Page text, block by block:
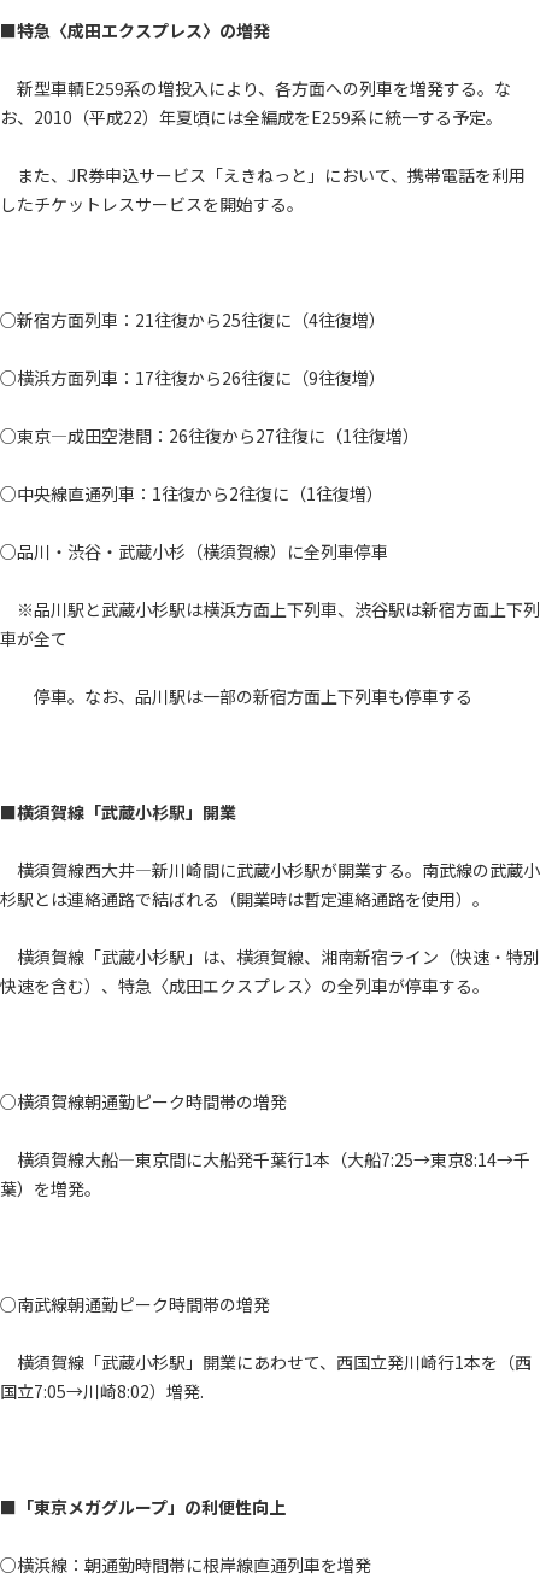
■特急〈成田エクスプレス〉の増発
新型車輌E259系の増投入により、各方面への列車を増発する。な
お、2010（平成22）年夏頃には全編成をE259系に統一する予定。
また、JR券申込サービス「えきねっと」において、携帯電話を利用
したチケットレスサービスを開始する。
○新宿方面列車：21往復から25往復に（4往復増）
○横浜方面列車：17往復から26往復に（9往復増）
○東京―成田空港間：26往復から27往復に（1往復増）
○中央線直通列車：1往復から2往復に（1往復増）
○品川・渋谷・武蔵小杉（横須賀線）に全列車停車
※品川駅と武蔵小杉駅は横浜方面上下列車、渋谷駅は新宿方面上下列
車が全て
停車。なお、品川駅は一部の新宿方面上下列車も停車する
■横須賀線「武蔵小杉駅」開業
横須賀線西大井―新川崎間に武蔵小杉駅が開業する。南武線の武蔵小
杉駅とは連絡通路で結ばれる（開業時は暫定連絡通路を使用）。
横須賀線「武蔵小杉駅」は、横須賀線、湘南新宿ライン（快速・特別
快速を含む）、特急〈成田エクスプレス〉の全列車が停車する。
○横須賀線朝通勤ピーク時間帯の増発
横須賀線大船―東京間に大船発千葉行1本（大船7:25→東京8:14→千
葉）を増発。
○南武線朝通勤ピーク時間帯の増発
横須賀線「武蔵小杉駅」開業にあわせて、西国立発川崎行1本を（西
国立7:05→川崎8:02）増発.
■「東京メガグループ」の利便性向上
○横浜線：朝通勤時間帯に根岸線直通列車を増発